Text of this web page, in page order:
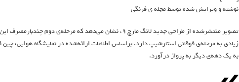
نوشته و ویرایش شده توسط مجله ی فرنگی
تصویر منتشرشده از طراحی جدید لانگ مارچ ۹، نشان می‌دهد که
به یک دهه‌ی دیگر به پرواز درآورد.